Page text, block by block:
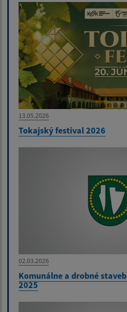
13.05.2026
Tokajský festival 2026
02.03.2026
Komunálne a drobné
2025